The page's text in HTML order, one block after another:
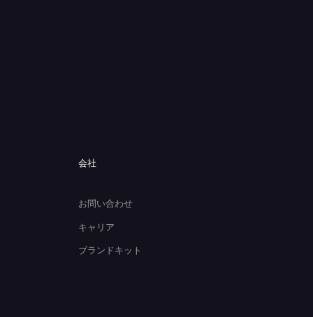
会社
お問い合わせ
キャリア
ブランドキット